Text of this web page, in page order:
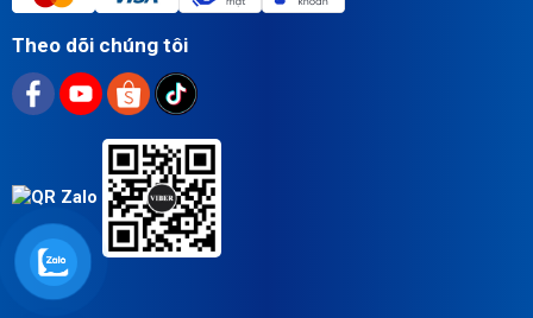
Theo dõi chúng tôi